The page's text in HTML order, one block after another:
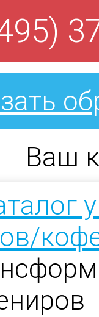
Ваш